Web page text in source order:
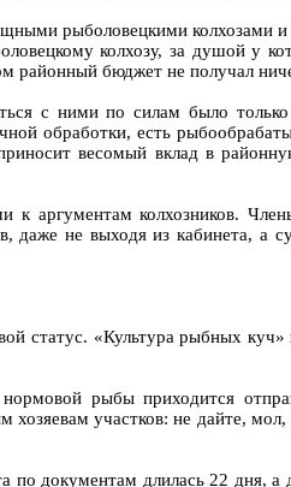
рыболовецкими колхозами
колхозу, за душой у
районный бюджет не получал
с ними по силам было
обработки, есть
весомый вклад в
аргументам колхозников.
даже не выходя из кабинета, а
статус. «Культура рыбных
рыбы приходится
участков: не дайте,
документам длилась 22 дня, а